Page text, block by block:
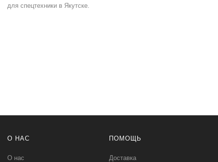
для спецтехники в Якутске.
О НАС
О нас
ПОМОЩЬ
Доставка